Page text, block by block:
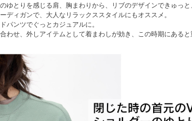
ゆとりを感じる肩、胸まわりから、リブのデザインできゅっと
ディガンで、大人なリラックススタイルにもオススメ。
パンツでぐっとカジュアルに。
わせ、外しアイテムとして着まわしが効き、この時期にあると